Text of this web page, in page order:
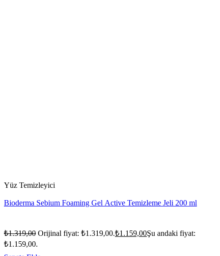
Yüz Temizleyici
Bioderma Sebium Foaming Gel Active Temizleme Jeli 200 ml
₺1.319,00 Orijinal fiyat: ₺1.319,00.₺1.159,00Şu andaki fiyat:
₺1.159,00.